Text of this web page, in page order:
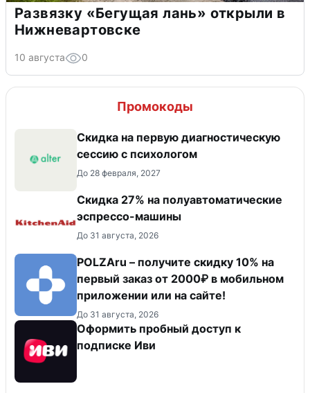
Развязку «Бегущая лань» открыли в
Нижневартовске
10 августа 0
Промокоды
Скидка на первую диагностическую
сессию с психологом
До 28 февраля, 2027
Скидка 27% на полуавтоматические
эспрессо-машины
До 31 августа, 2026
POLZAru – получите скидку 10% на
первый заказ от 2000₽ в мобильном
приложении или на сайте!
До 31 августа, 2026
Оформить пробный доступ к
подписке Иви